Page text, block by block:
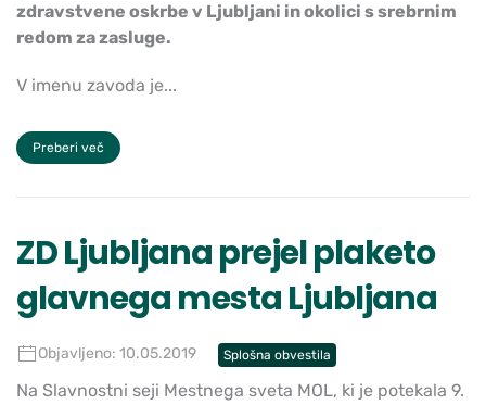
zdravstvene oskrbe v Ljubljani in okolici s srebrnim
redom za zasluge.
V imenu zavoda je...
Preberi več
ZD Ljubljana prejel plaketo
glavnega mesta Ljubljana
Objavljeno: 10.05.2019 Splošna obvestila
Na Slavnostni seji Mestnega sveta MOL, ki je potekala 9.